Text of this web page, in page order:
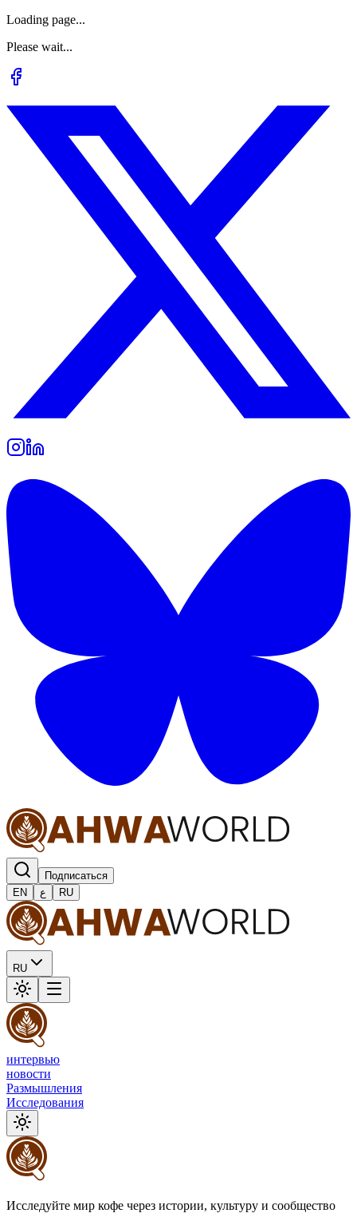
Loading page...
Please wait...
Подписаться
EN
ع RU
RU
интервью
новости
Размышления
Исследования
Исследуйте мир кофе через истории, культуру и сообщество